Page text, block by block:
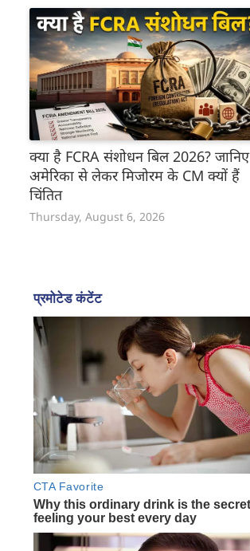
क्या है FCRA संशोधन बिल 2026? जानिए
अमेरिका से लेकर मिजोरम के CM क्यों हैं
चिंतित
Thursday, August 6, 2026